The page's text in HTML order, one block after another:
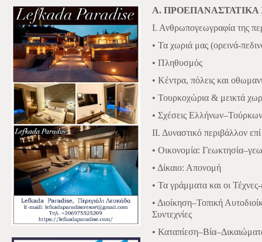
Α. ΠΡΟΕΠΑΝΑΣΤΑΤΙΚΑ
Ι. Ανθρωπογεωγραφία της
• Τα χωριά μας (ορεινά-
• Πληθυσμός
• Κέντρα, πόλεις και
• Τουρκοχώρια & μεικτά
• Σχέσεις
ΙΙ. Δυναστικό περιβάλλον
• Οικονομία:
• Δίκαιο: Απονομή
• Τα γράμματα και οι
• Διοίκηση–Τοπική
Συντεχνίες
•